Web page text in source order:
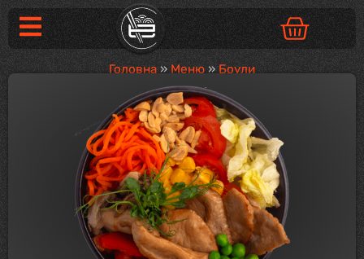
Головна » Меню » Боули